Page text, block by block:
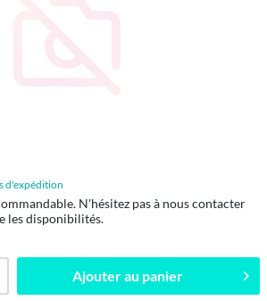
d'expédition
N'hésitez pas à nous contacter
les disponibilités.
Ajouter au panier